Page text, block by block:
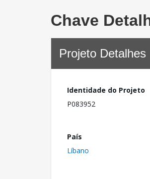
Chave
Projeto Detalhes
Identidade do Projeto
P083952
País
Líbano